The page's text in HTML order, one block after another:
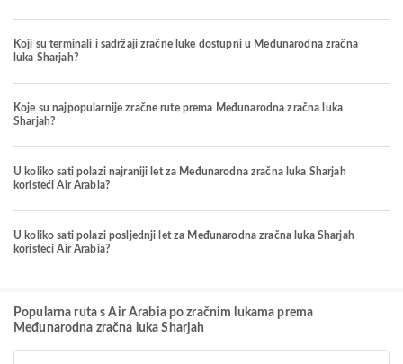
Koji su terminali i sadržaji zračne luke dostupni u Međunarodna zračna
luka Sharjah?
Koje su najpopularnije zračne rute prema Međunarodna zračna luka
Sharjah?
U koliko sati polazi najraniji let za Međunarodna zračna luka Sharjah
koristeći Air Arabia?
U koliko sati polazi posljednji let za Međunarodna zračna luka Sharjah
koristeći Air Arabia?
Popularna ruta s Air Arabia po zračnim lukama prema
Međunarodna zračna luka Sharjah